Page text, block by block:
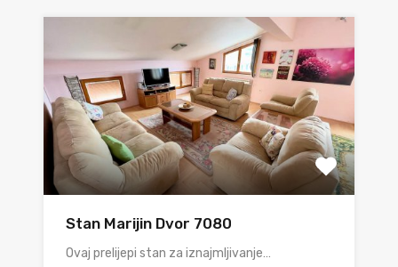
Stan Marijin Dvor 7080
Ovaj prelijepi stan za iznajmljivanje…